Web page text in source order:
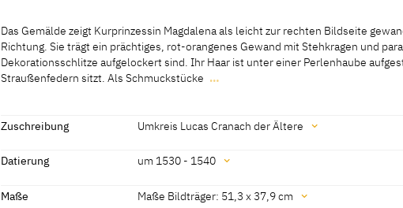
Malerei auf Lindenholz (Tilia sp.)
[Exhib. Cat. Berlin 2009, 175, I.25]
Das Gemälde zeigt Kurprinzessin Magdalena als leicht zur rechten Bildseite
Richtung. Sie trägt ein prächtiges, rot-orangenes Gewand mit Stehkragen und
Dekorationsschlitze aufgelockert sind. Ihr Haar ist unter einer Perlenhaube
Straußenfedern sitzt. Als Schmuckstücke …
Dekorationsschlitze aufgelockert sind. Ihr Haar ist unter einer Perlenhaube
Der Hintergrund ist dunkelgrün.
Zuschreibung Umkreis Lucas Cranach der Ältere
Zuschreibung
Ältere
[Exhib. Cat. Berlin 2009, 175, I.25]
Datierung um 1530 - 1540
Datierung
Maße Maße Bildträger: 51,3 x 37,9 cm